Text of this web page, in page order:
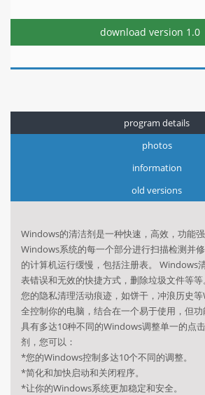
download version 1.0
program details
photos
information
old versions
Windows的清洁剂是一种快速，高效，功能
Windows系统的每一个部分进行扫描检测并
的计算机运行缓慢，包括注册表。 Windows
表错误和无效的快捷方式，删除垃圾文件等
您的隐私清理活动痕迹，如饼干，冲浪历史
全控制你的电脑，结合在一个易于使用，但功
具有多达10种不同的Windows调整单一的点
剂，您可以：
*您的Windows控制多达10个不同的调整。
*简化和加快启动和关闭程序。
*让你的Windows系统更加稳定和安全。